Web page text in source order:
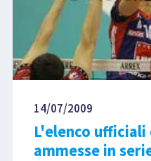
14/07/2009
L'elenco
ammesse in